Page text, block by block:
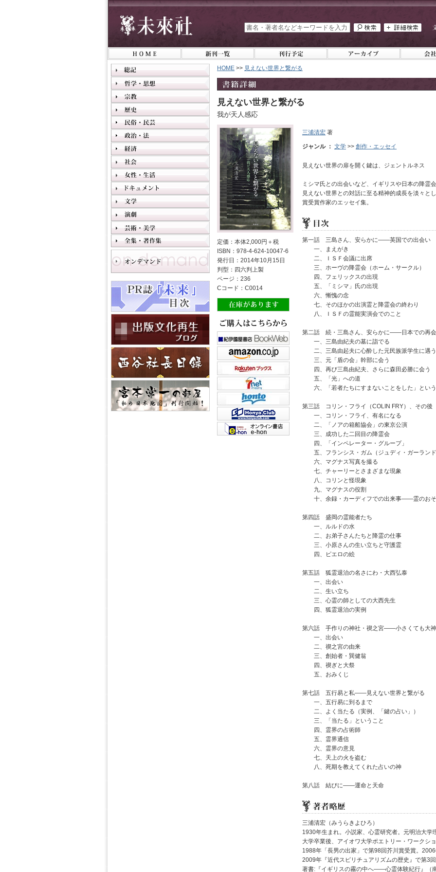
HOME >> 見えない世界と繋がる
見えない世界と繋がる
我が天人感応
定価：本体2,000円＋税
ISBN：978-4-624-10047-6
発行日：2014年10月15日
判型：四六判上製
ページ：236
Cコード：C0014
三浦清宏 著
ジャンル ： 文学 >> 創作・エッセイ
見えない世界の扉を開く鍵は、ジェントルネス
ミシマ氏との出会いなど、イギリスや日本の降霊
見えない世界との対話に至る精神的成長を淡々と
賞受賞作家のエッセイ集。
第一話 三島さん、安らかに――英国での出会い
一、まえがき
二、ＩＳＦ会議に出席
三、ホーヴの降霊会（ホーム・サークル）
四、フェリックスの出現
五、「ミシマ」氏の出現
六、慚愧の念
七、そのほかの出演霊と降霊会の終わり
八、ＩＳＦの霊能実演会でのこと
第二話 続・三島さん、安らかに――日本での再会
一、三島由紀夫の墓に詣でる
二、三島由起夫に心酔した元民族派学生に遇う
三、元「盾の会」幹部に会う
四、再び三島由紀夫、さらに森田必勝に会う
五、「光」への道
六、「若者たちにすまないことをした」という
第三話 コリン・フライ（COLIN FRY）、その後
一、コリン・フライ、有名になる
二、「ノアの箱船協会」の東京公演
三、成功した二回目の降霊会
四、「インペレーター・グループ」
五、フランシス・ガム（ジュディ・ガーランド
六、マグナス写真を撮る
七、チャーリーとさまざまな現象
八、コリンと怪現象
九、マグナスの役割
十、余録・カーディフでの出来事――霊のおそ
第四話 盛岡の霊能者たち
一、ルルドの水
二、お弟子さんたちと降霊の仕事
三、小原さんの生い立ちと守護霊
四、ピエロの絵
第五話 狐霊退治の名さにわ・大西弘泰
一、出会い
二、生い立ち
三、心霊の師としての大西先生
四、狐霊退治の実例
第六話 手作りの神社・禊之宮――小さくても大
一、出会い
二、禊之宮の由来
三、創始者・巽健翁
四、禊ぎと大祭
五、おみくじ
第七話 五行易と私――見えない世界と繋がる
一、五行易に到るまで
二、よく当たる（実例、「鍵の占い」）
三、「当たる」ということ
四、霊界の占術師
五、霊界通信
六、霊界の意見
七、天上の火を盗む
八、死期を教えてくれた占いの神
第八話 結びに――運命と天命
三浦清宏（みうらきよひろ）
1930年生まれ。小説家、心霊研究者。元明治大学
大学卒業後、アイオワ大学ポエトリー・ワークショ
1988年「長男の出家」で第98回芥川賞受賞。
2009年『近代スピリチュアリズムの歴史』で第3回
著書:『イギリスの霧の中へ――心霊体験紀行』（